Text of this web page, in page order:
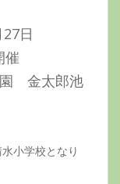
日
催
金太郎池
小学校となり